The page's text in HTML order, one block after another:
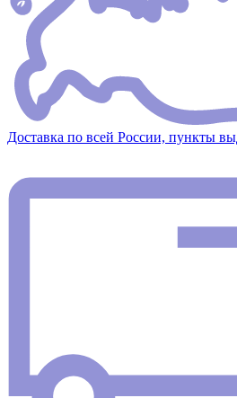
Доставка по всей России, пункты